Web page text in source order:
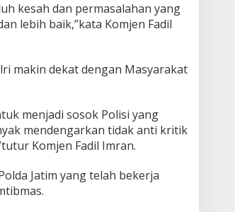
kesah dan permasalahan yang
lebih baik,”kata Komjen Fadil
makin dekat dengan Masyarakat
menjadi sosok Polisi yang
mendengarkan tidak anti kritik
Komjen Fadil Imran.
Jatim yang telah bekerja